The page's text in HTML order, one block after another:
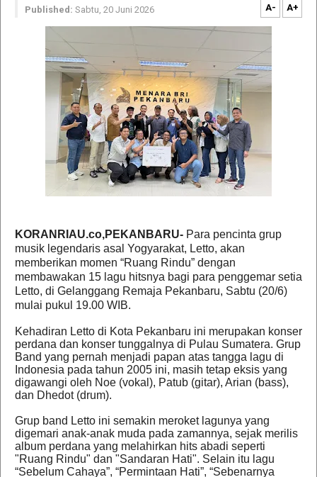
Published: Sabtu, 20 Juni 2026 A- A+
KORANRIAU.co,PEKANBARU- Para pencinta grup
musik legendaris asal Yogyarakat, Letto, akan
memberikan momen “Ruang Rindu” dengan
membawakan 15 lagu hitsnya bagi para penggemar setia
Letto, di Gelanggang Remaja Pekanbaru, Sabtu (20/6)
mulai pukul 19.00 WIB.
Kehadiran Letto di Kota Pekanbaru ini merupakan konser
perdana dan konser tunggalnya di Pulau Sumatera. Grup
Band yang pernah menjadi papan atas tangga lagu di
Indonesia pada tahun 2005 ini, masih tetap eksis yang
digawangi oleh Noe (vokal), Patub (gitar), Arian (bass),
dan Dhedot (drum).
Grup band Letto ini semakin meroket lagunya yang
digemari anak-anak muda pada zamannya, sejak merilis
album perdana yang melahirkan hits abadi seperti
"Ruang Rindu" dan "Sandaran Hati". Selain itu lagu
“Sebelum Cahaya”, “Permintaan Hati”, “Sebenarnya